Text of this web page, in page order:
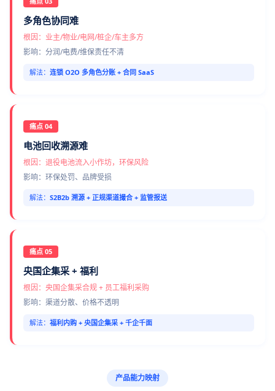
多角色协同难
根因：业主/物业/电网/桩企/车主多方
影响：分润/电费/维保责任不清
解法： 连锁 O2O 多角色分账 + 合同 SaaS
痛点 04
电池回收溯源难
根因：退役电池流入小作坊，环保风险
影响：环保处罚、品牌受损
解法： S2B2b 溯源 + 正规渠道撮合 + 监管报送
痛点 05
央国企集采 + 福利
根因：央国企集采合规 + 员工福利采购
影响：渠道分散、价格不透明
解法： 福利内购 + 央国企集采 + 千企千面
产品能力映射